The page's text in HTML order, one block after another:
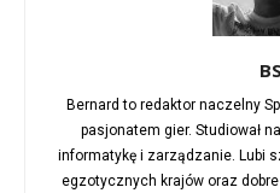
BS
Bernard to redaktor naczelny
pasjonatem gier. Studiował
informatykę i zarządzanie. Lubi
egzotycznych krajów oraz